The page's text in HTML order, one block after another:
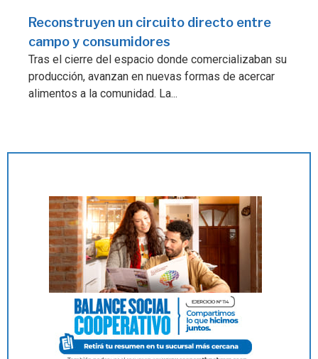
Reconstruyen un circuito directo entre
campo y consumidores
Tras el cierre del espacio donde comercializaban su
producción, avanzan en nuevas formas de acercar
alimentos a la comunidad. La...